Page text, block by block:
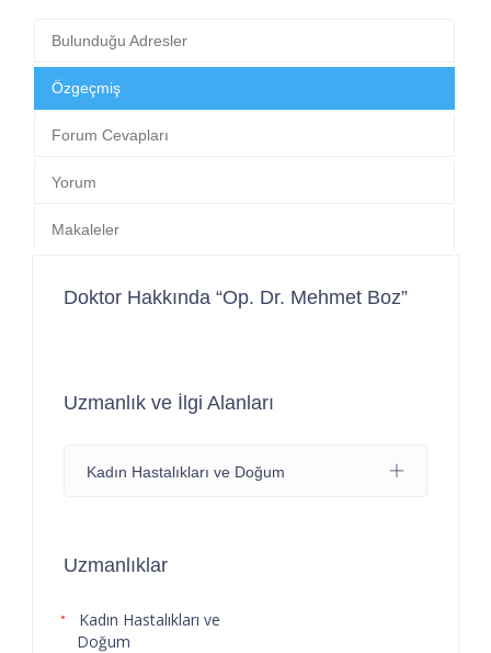
Bulunduğu Adresler
Özgeçmiş
Forum Cevapları
Yorum
Makaleler
Doktor Hakkında “Op. Dr. Mehmet Boz”
Uzmanlık ve İlgi Alanları
Kadın Hastalıkları ve Doğum
Uzmanlıklar
Kadın Hastalıkları ve
Doğum